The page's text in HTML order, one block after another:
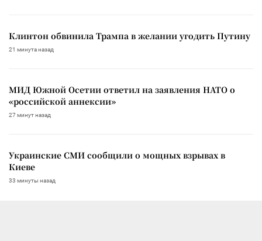
Клинтон обвинила Трампа в желании угодить Путину
21 минута назад
МИД Южной Осетии ответил на заявления НАТО о
«российской аннексии»
27 минут назад
Украинские СМИ сообщили о мощных взрывах в
Киеве
33 минуты назад